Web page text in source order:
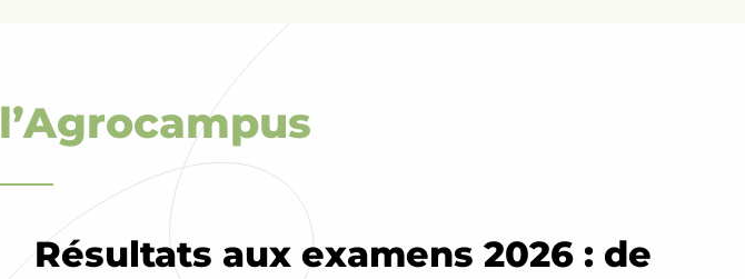
l’Agrocampus
Résultats aux examens 2026 : de